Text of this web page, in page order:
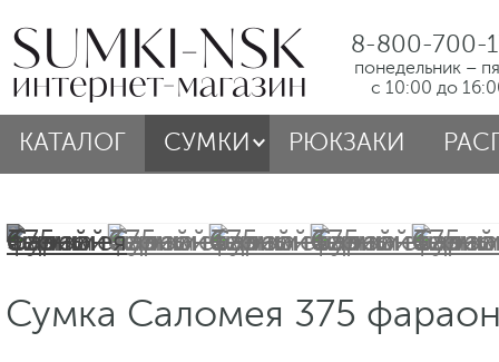
8-800-700-
понедельник –
с 10:00 до
КАТАЛОГ СУМКИ РЮКЗАКИ
Сумка Саломея 375